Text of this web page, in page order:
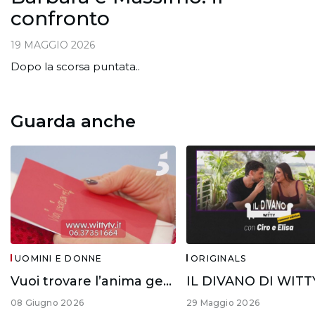
confronto
19 MAGGIO 2026
Dopo la scorsa puntata..
Guarda anche
UOMINI E DONNE
Vuoi trovare l’anima gemella?
08 Giugno 2026
ORIGINALS
29 Maggio 2026